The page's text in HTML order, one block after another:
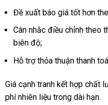
Đề xuất báo giá tốt hơn
Cân nhắc điều chỉnh theo
biên độ;
Hỗ trợ thỏa thuận thanh
Giá cạnh tranh kết hợp chất
phí nhiên liệu trong dài hạn.